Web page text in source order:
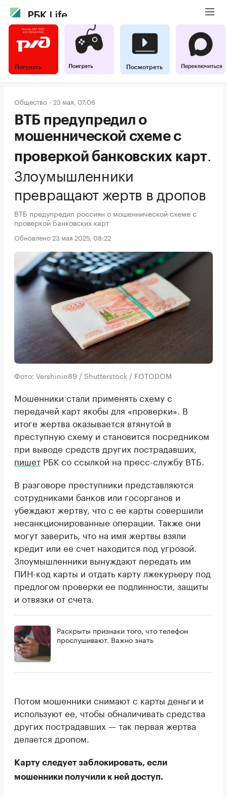
Погулять Посмотреть
Общество 23 мая, 07:06
ВТБ предупредил о
мошеннической схеме с
проверкой банковских карт.
Злоумышленники
превращают жертв в дропов
ВТБ предупредил россиян о мошеннической схеме с
проверкой банковских карт
Обновлено 23 мая 2025, 08:22
Фото: Vershinin89 / Shutterstock / FOTODOM
Мошенники стали применять схему с
передачей карт якобы для «проверки». В
итоге жертва оказывается втянутой в
преступную схему и становится посредником
при выводе средств других пострадавших,
пишет РБК со ссылкой на пресс-службу ВТБ.
В разговоре преступники представляются
сотрудниками банков или госорганов и
убеждают жертву, что с ее карты совершили
несанкционированные операции. Также они
могут заверить, что на имя жертвы взяли
кредит или ее счет находится под угрозой.
Злоумышленники вынуждают передать им
ПИН-код карты и отдать карту лжекурьеру под
предлогом проверки ее подлинности, защиты
и отвязки от счета.
Раскрыты признаки того, что телефон
прослушивают. Важно знать
Потом мошенники снимают с карты деньги и
используют ее, чтобы обналичивать средства
других пострадавших — так первая жертва
делается дропом.
Карту следует заблокировать, если
мошенники получили к ней доступ.